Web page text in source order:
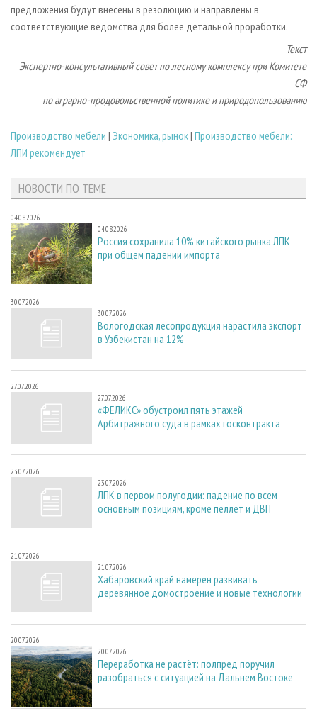
предложения будут внесены в резолюцию и направлены в
соответствующие ведомства для более детальной проработки.
Текст
Экспертно-консультативный совет по лесному комплексу при Комитете
СФ
по аграрно-продовольственной политике и природопользованию
Производство мебели | Экономика, рынок| Производство мебели:
ЛПИ рекомендует
НОВОСТИ ПО ТЕМЕ
04.08.2026
04.08.2026
Россия сохранила 10% китайского рынка ЛПК
при общем падении импорта
30.07.2026
30.07.2026
Вологодская лесопродукция нарастила экспорт
в Узбекистан на 12%
27.07.2026
27.07.2026
«ФЕЛИКС» обустроил пять этажей
Арбитражного суда в рамках госконтракта
23.07.2026
23.07.2026
ЛПК в первом полугодии: падение по всем
основным позициям, кроме пеллет и ДВП
21.07.2026
21.07.2026
Хабаровский край намерен развивать
деревянное домостроение и новые технологии
20.07.2026
20.07.2026
Переработка не растёт: полпред поручил
разобраться с ситуацией на Дальнем Востоке